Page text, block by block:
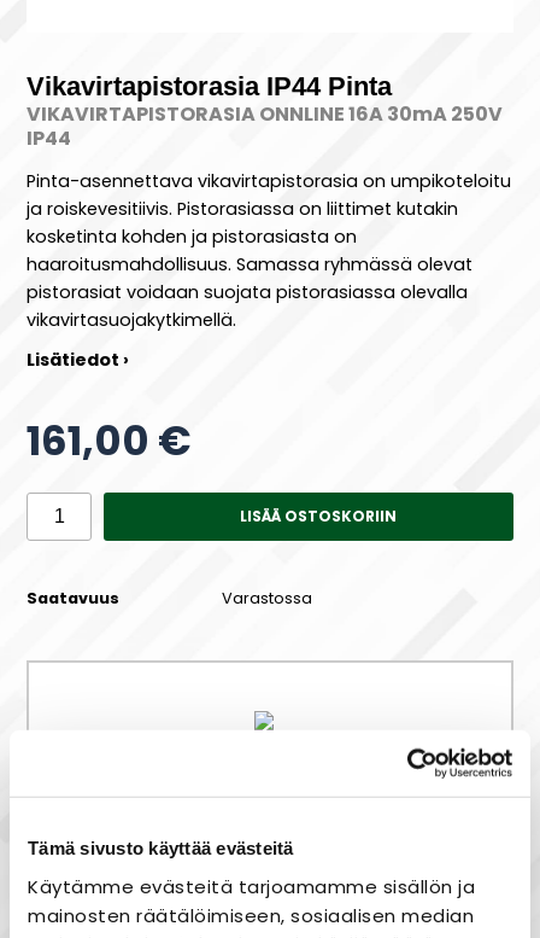
Tämä sivusto käyttää evästeitä
Käytämme evästeitä tarjoamamme sisällön ja
mainosten räätälöimiseen, sosiaalisen median
Vikavirtapistorasia IP44 Pinta
VIKAVIRTAPISTORASIA ONNLINE 16A 30mA 250V
IP44
Pinta-asennettava vikavirtapistorasia on umpikoteloitu
ja roiskevesitiivis. Pistorasiassa on liittimet kutakin
kosketinta kohden ja pistorasiasta on
haaroitusmahdollisuus. Samassa ryhmässä olevat
pistorasiat voidaan suojata pistorasiassa olevalla
vikavirtasuojakytkimellä.
Lisätiedot ›
161,00 €
LISÄÄ OSTOSKORIIN
Saatavuus Varastossa
Heti varastosta